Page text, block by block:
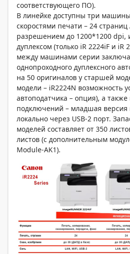
соответствующего ПО).
В линейке доступны три
скоростями печати – 24 страниц
разрешением до 1200*1200 dpi,
дуплексом (только iR 2224iF и iR
между машинами серии
однопроходного дуплексного
на 50 оригиналов у старшей
модели – iR2224N возможность
автоподатчика – опция), а
подключений – младшая версия
локально через USB-2 порт.
моделей составляет от 350
листов (с дополнительным
Module-AK1).